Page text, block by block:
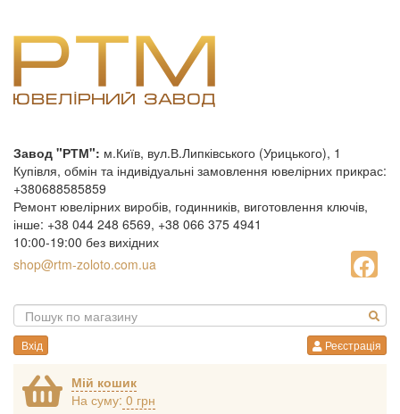
Завод "РТМ": м.Київ, вул.В.Липківського (Урицького), 1
Купівля, обмін та індивідуальні замовлення ювелірних прикрас:
+380688585859
Ремонт ювелірних виробів, годинників, виготовлення ключів,
інше: +38 044 248 6569, +38 066 375 4941
10:00-19:00 без вихідних
shop@rtm-zoloto.com.ua
Вхід Реєстрація
Мій кошик
На суму: 0 грн